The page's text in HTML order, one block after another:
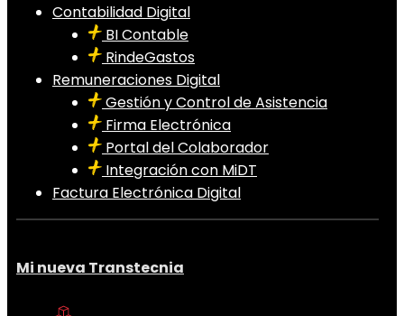
Contabilidad Digital
BI Contable
RindeGastos
Remuneraciones Digital
Gestión y Control de Asistencia
Firma Electrónica
Portal del Colaborador
Integración con MiDT
Factura Electrónica Digital
Mi nueva Transtecnia